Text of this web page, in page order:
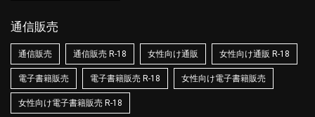
通信販売
通信販売 通信販売 R-18 女性向け通販 女性向け通販 R-18
電子書籍販売 電子書籍販売 R-18 女性向け電子書籍販売
女性向け電子書籍販売 R-18